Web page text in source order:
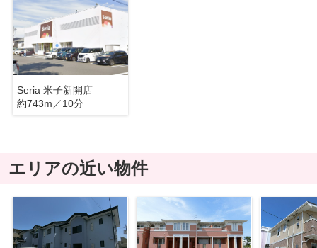
Seria 米子新開店
約743m／10分
エリアの近い物件